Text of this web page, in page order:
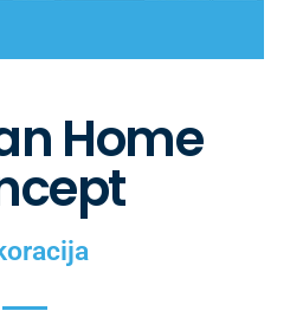
Home